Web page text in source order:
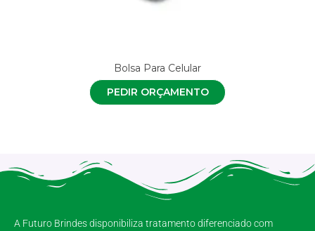
Bolsa Para Celular
PEDIR ORÇAMENTO
A Futuro Brindes disponibiliza tratamento diferenciado com